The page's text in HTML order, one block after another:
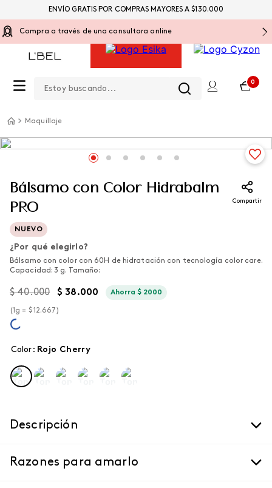
Compra a través de una consultora online
0
ENVÍO GRATIS POR COMPRAS MAYORES A $130.000
Maquillaje
Bálsamo con Color Hidrabalm
PRO
Compartir
NUEVO
¿Por qué elegirlo?
Bálsamo con color con 60H de hidratación con tecnología color care.
Capacidad: 3 g. Tamaño:
$ 40.000 $ 38.000 Ahorra$ 2000
(1g = $12.667)
Color : rojo cherry
Descripción
Razones para amarlo